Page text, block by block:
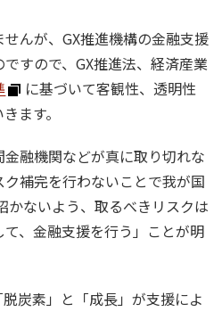
んが、GX推進機構の金融支援
すので、GX推進法、経済産業
に基づいて客観性、透明性
ます。
融機関などが真に取り切れな
補完を行わないことで我が国
かないよう、取るべきリスクは
、金融支援を行う」ことが明
炭素」と「成長」が支援によ